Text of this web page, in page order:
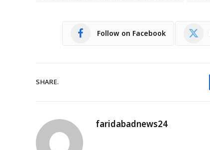
Follow on Facebook
SHARE.
faridabadnews24